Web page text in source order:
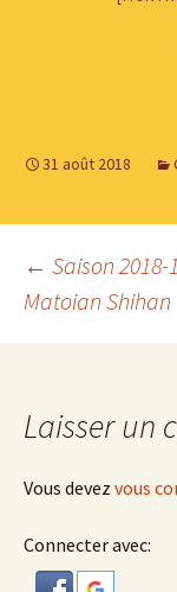
31 août 2018
des
← Saison
Matoian Shihan
Laisser un
Vous devez vous
Connecter avec: